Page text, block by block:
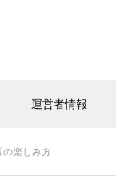
運営者情報
楽しみ方